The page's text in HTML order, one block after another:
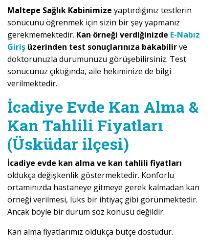
Maltepe Sağlık Kabinimize yaptırdığınız testlerin
sonucunu öğrenmek için sizin bir şey yapmanız
gerekmemektedir. Kan örneği verdiğinizde E-Nabız
Giriş üzerinden test sonuçlarınıza bakabilirve
doktorunuzla durumunuzu görüşebilirsiniz. Test
sonucunuz çıktığında, aile hekiminize de bilgi
verilmektedir.
İcadiye Evde Kan Alma &
Kan Tahlili Fiyatları
(Üsküdar ilçesi)
İcadiye evde kan alma ve kan tahlili fiyatları
oldukça değişkenlik göstermektedir. Konforlu
ortamınızda hastaneye gitmeye gerek kalmadan kan
örneği verilmesi, lüks bir ihtiyaç gibi görünmektedir.
Ancak böyle bir durum söz konusu değildir.
Kan alma fiyatlarımız oldukça bütçe dostudur.